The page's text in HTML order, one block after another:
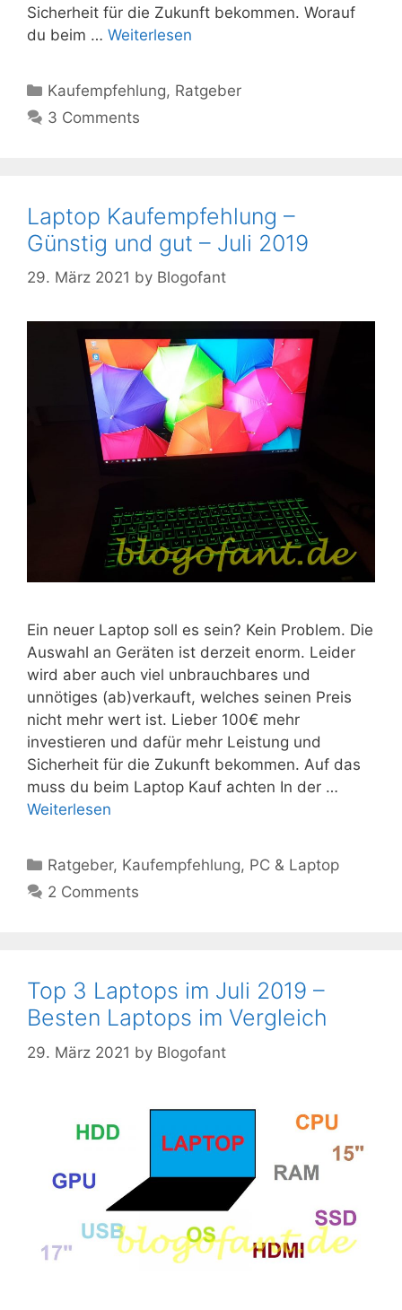
Sicherheit für die Zukunft bekommen. Worauf
du beim … Weiterlesen
Kategorien
Kaufempfehlung, Ratgeber
3 Comments
Laptop Kaufempfehlung –
Günstig und gut – Juli 2019
29. März 2021 by Blogofant
Ein neuer Laptop soll es sein? Kein Problem. Die
Auswahl an Geräten ist derzeit enorm. Leider
wird aber auch viel unbrauchbares und
unnötiges (ab)verkauft, welches seinen Preis
nicht mehr wert ist. Lieber 100€ mehr
investieren und dafür mehr Leistung und
Sicherheit für die Zukunft bekommen. Auf das
muss du beim Laptop Kauf achten In der …
Weiterlesen
Kategorien
Ratgeber, Kaufempfehlung, PC & Laptop
2 Comments
Top 3 Laptops im Juli 2019 –
Besten Laptops im Vergleich
29. März 2021 by Blogofant